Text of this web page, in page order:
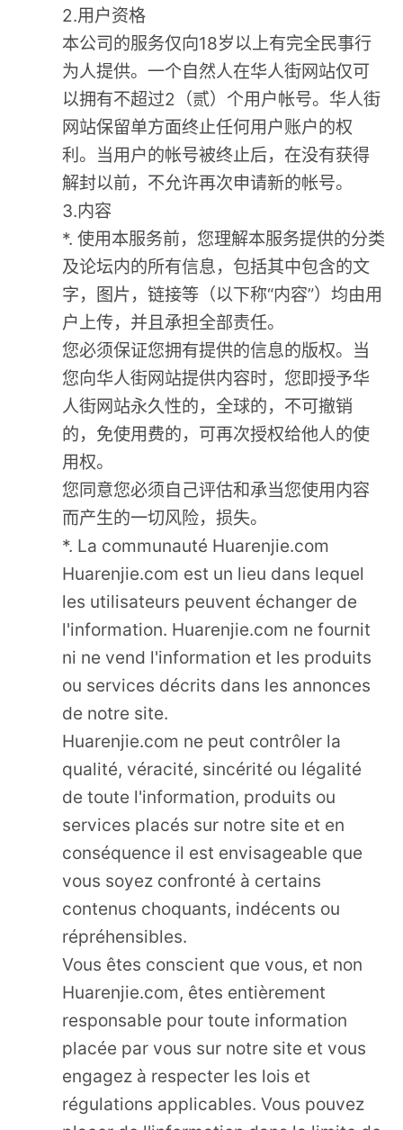
2.用户资格
本公司的服务仅向18岁以上有完全民事行
为人提供。一个自然人在华人街网站仅可
以拥有不超过2（贰）个用户帐号。华人街
网站保留单方面终止任何用户账户的权
利。当用户的帐号被终止后，在没有获得
解封以前，不允许再次申请新的帐号。
3.内容
*. 使用本服务前，您理解本服务提供的分类
及论坛内的所有信息，包括其中包含的文
字，图片，链接等（以下称“内容”）均由用
户上传，并且承担全部责任。
您必须保证您拥有提供的信息的版权。当
您向华人街网站提供内容时，您即授予华
人街网站永久性的，全球的，不可撤销
的，免使用费的，可再次授权给他人的使
用权。
您同意您必须自己评估和承当您使用内容
而产生的一切风险，损失。
*. La communauté Huarenjie.com
Huarenjie.com est un lieu dans lequel
les utilisateurs peuvent échanger de
l'information. Huarenjie.com ne fournit
ni ne vend l'information et les produits
ou services décrits dans les annonces
de notre site.
Huarenjie.com ne peut contrôler la
qualité, véracité, sincérité ou légalité
de toute l'information, produits ou
services placés sur notre site et en
conséquence il est envisageable que
vous soyez confronté à certains
contenus choquants, indécents ou
répréhensibles.
Vous êtes conscient que vous, et non
Huarenjie.com, êtes entièrement
responsable pour toute information
placée par vous sur notre site et vous
engagez à respecter les lois et
régulations applicables. Vous pouvez